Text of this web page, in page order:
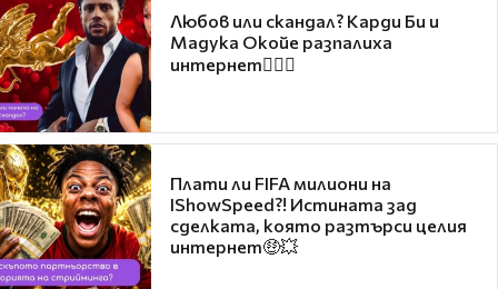
Любов или скандал? Карди Би и
Мадука Окойе разпалиха
интернет❤️‍🔥🔥
Плати ли FIFA милиони на
IShowSpeed?! Истината зад
сделката, която разтърси целия
интернет🤑💥